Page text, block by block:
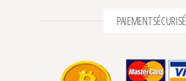
PAIEMENT SÉCURISÉ